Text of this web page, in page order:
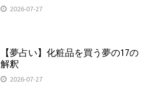
2026-07-27
【夢占い】化粧品を買う夢の17の
解釈
2026-07-27